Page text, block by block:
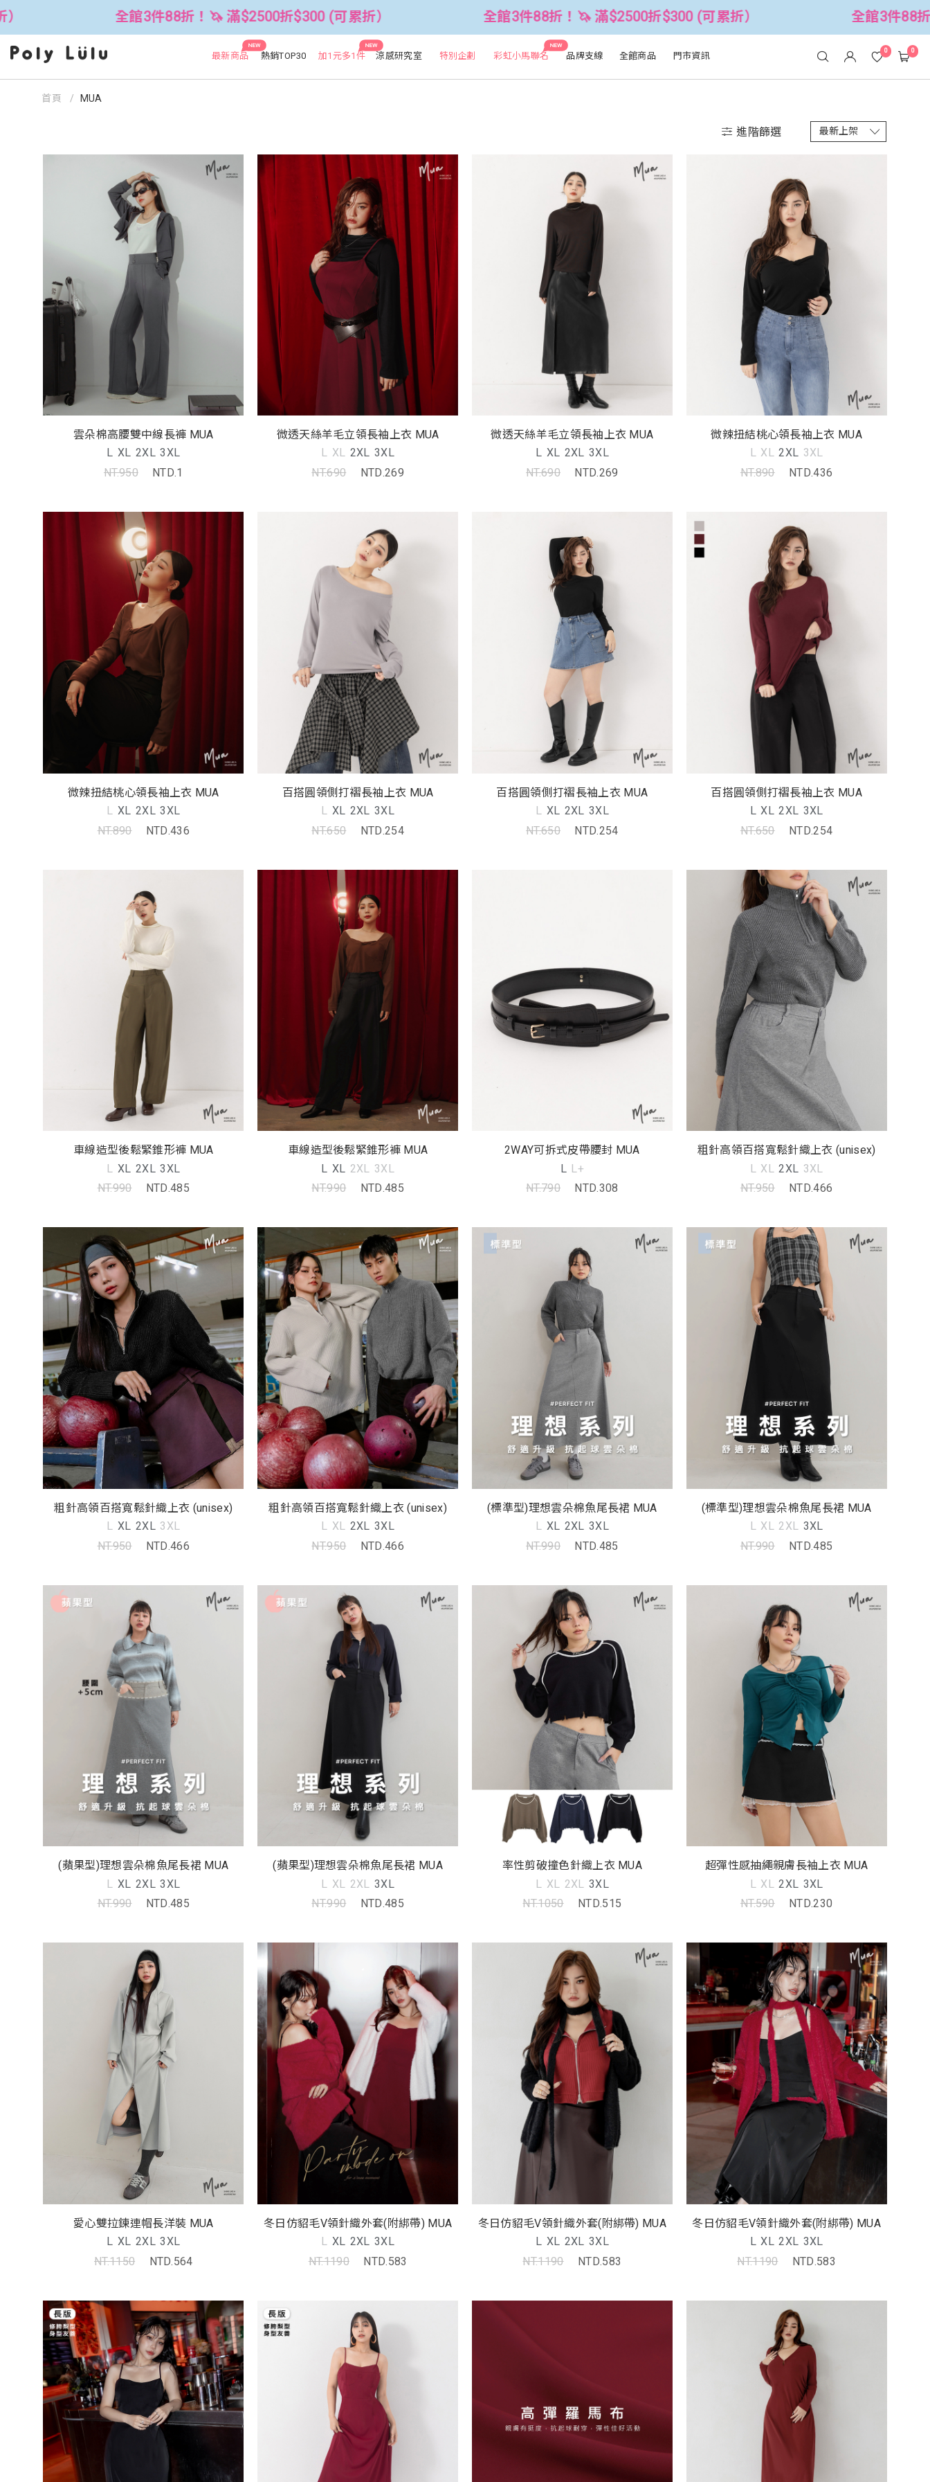
折！🦄 滿$2500折$300 (可累折） 全館3件88折！🦄 滿$2500折$300 (可累折） 全館3件88折！🦄 滿$2500折$300 (可
NEW
最新商品 熱銷TOP30
NEW
加1元多1件 涼感研究室 特別企劃
NEW
彩虹小馬聯名 品牌支線 全館商品 門市資訊 0 0
首頁 MUA
進階篩選
雲朵棉高腰雙中線長褲 MUA
L XL 2XL 3XL
NT.950
NTD.1
微透天絲羊毛立領長袖上衣 MUA
L XL 2XL 3XL
NT.690
NTD.269
微透天絲羊毛立領長袖上衣 MUA
L XL 2XL 3XL
NT.690
NTD.269
微辣扭結桃心領長袖上衣 MUA
L XL 2XL 3XL
NT.890
NTD.436
微辣扭結桃心領長袖上衣 MUA
L XL 2XL 3XL
NT.890
NTD.436
百搭圓領側打褶長袖上衣 MUA
L XL 2XL 3XL
NT.650
NTD.254
百搭圓領側打褶長袖上衣 MUA
L XL 2XL 3XL
NT.650
NTD.254
百搭圓領側打褶長袖上衣 MUA
L XL 2XL 3XL
NT.650
NTD.254
車線造型後鬆緊錐形褲 MUA
L XL 2XL 3XL
NT.990
NTD.485
車線造型後鬆緊錐形褲 MUA
L XL 2XL 3XL
NT.990
NTD.485
2WAY可拆式皮帶腰封 MUA
L L+
NT.790
NTD.308
粗針高領百搭寬鬆針織上衣 (unisex)
L XL 2XL 3XL
NT.950
NTD.466
粗針高領百搭寬鬆針織上衣 (unisex)
L XL 2XL 3XL
NT.950
NTD.466
粗針高領百搭寬鬆針織上衣 (unisex)
L XL 2XL 3XL
NT.950
NTD.466
(標準型)理想雲朵棉魚尾長裙 MUA
L XL 2XL 3XL
NT.990
NTD.485
(標準型)理想雲朵棉魚尾長裙 MUA
L XL 2XL 3XL
NT.990
NTD.485
(蘋果型)理想雲朵棉魚尾長裙 MUA
L XL 2XL 3XL
NT.990
NTD.485
(蘋果型)理想雲朵棉魚尾長裙 MUA
L XL 2XL 3XL
NT.990
NTD.485
率性剪破撞色針織上衣 MUA
L XL 2XL 3XL
NT.1050
NTD.515
超彈性感抽繩親膚長袖上衣 MUA
L XL 2XL 3XL
NT.590
NTD.230
愛心雙拉鍊連帽長洋裝 MUA
L XL 2XL 3XL
NT.1150
NTD.564
冬日仿貂毛V領針織外套(附綁帶) MUA
L XL 2XL 3XL
NT.1190
NTD.583
冬日仿貂毛V領針織外套(附綁帶) MUA
L XL 2XL 3XL
NT.1190
NTD.583
冬日仿貂毛V領針織外套(附綁帶) MUA
L XL 2XL 3XL
NT.1190
NTD.583